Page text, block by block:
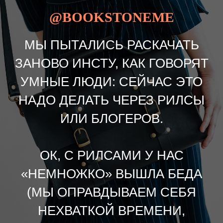
@BOOKSTONEME
МЫ ПЫТАЛИСЬ РАСКАЧАТЬ
ЗАНОВО ИНСТУ, КАК ГОВОРЯТ
УМНЫЕ ЛЮДИ: СЕЙЧАС ЭТО
НАДО ДЕЛАТЬ ЧЕРЕЗ РИЛСЫ
ИЛИ БЛОГЕРОВ.
ОК, С РИЛСАМИ У НАС
«НЕМНОЖКО» ВЫШЛА БЕДА
(МЫ ОПРАВДЫВАЕМ СЕБЯ
НЕХВАТКОЙ ВРЕМЕНИ,